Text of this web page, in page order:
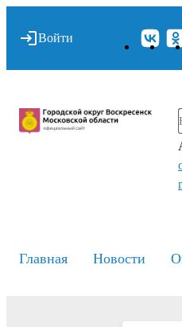
Войти
Главная Новости